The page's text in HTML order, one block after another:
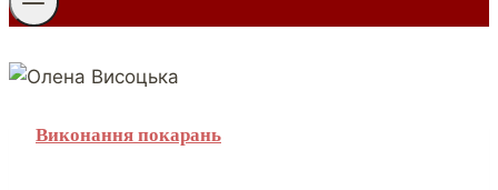
Виконання покарань